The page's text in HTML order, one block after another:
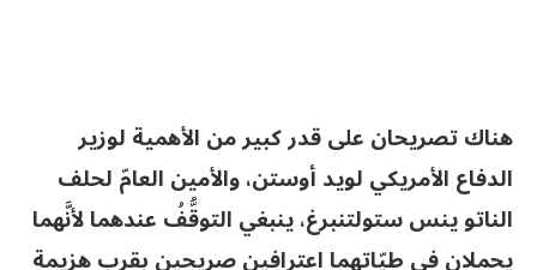
هناك تصريحان على قدر كبير من الأهمية لوزير
الدفاع الأمريكي لويد أوستن، والأمين العامّ لحلف
الناتو ينس ستولتنبرغ، ينبغي التوقُّفُ عندهما لأنَّهما
يحملان في طيّاتهما اعترافين صريحين بقرب هزيمة